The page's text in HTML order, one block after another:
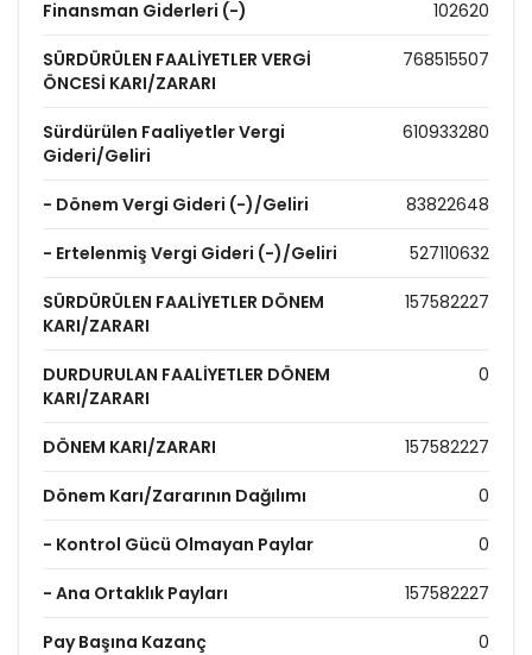
Finansman Giderleri (-) 102620
SÜRDÜRÜLEN FAALİYETLER VERGİ
ÖNCESİ KARI/ZARARI
768515507
Sürdürülen Faaliyetler Vergi
Gideri/Geliri
610933280
- Dönem Vergi Gideri (-)/Geliri 83822648
- Ertelenmiş Vergi Gideri (-)/Geliri 527110632
SÜRDÜRÜLEN FAALİYETLER DÖNEM
KARI/ZARARI
157582227
DURDURULAN FAALİYETLER DÖNEM
KARI/ZARARI
0
DÖNEM KARI/ZARARI 157582227
Dönem Karı/Zararının Dağılımı 0
- Kontrol Gücü Olmayan Paylar 0
- Ana Ortaklık Payları 157582227
Pay Başına Kazanç 0